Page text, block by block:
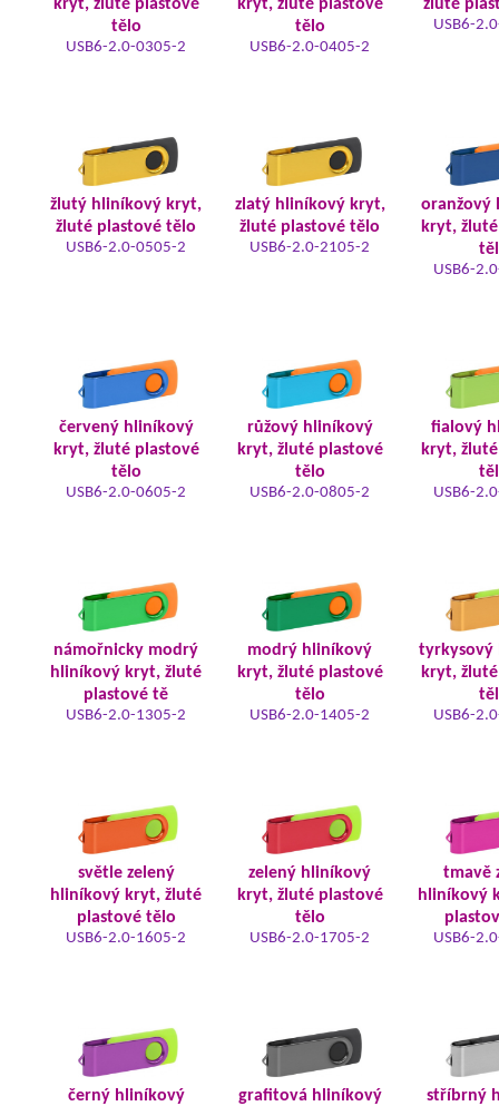
kryt, žluté plastové
tělo
USB6-2.0-0305-2
kryt, žluté plastové
tělo
USB6-2.0-0405-2
žluté
USB6-
žlutý hliníkový kryt,
žluté plastové tělo
USB6-2.0-0505-2
zlatý hliníkový kryt,
žluté plastové tělo
USB6-2.0-2105-2
oranžový
kryt,
USB6-
červený hliníkový
kryt, žluté plastové
tělo
USB6-2.0-0605-2
růžový hliníkový
kryt, žluté plastové
tělo
USB6-2.0-0805-2
fialový
kryt,
USB6-
námořnicky modrý
hliníkový kryt, žluté
plastové tě
USB6-2.0-1305-2
modrý hliníkový
kryt, žluté plastové
tělo
USB6-2.0-1405-2
tyrkysový
kryt,
USB6-
světle zelený
hliníkový kryt, žluté
plastové tělo
USB6-2.0-1605-2
zelený hliníkový
kryt, žluté plastové
tělo
USB6-2.0-1705-2
tmavě
hliníkový
USB6-
černý hliníkový
grafitová hliníkový
stříbrný